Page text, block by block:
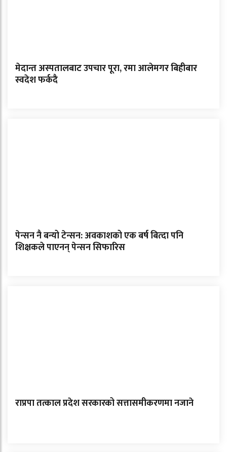
मेदान्त अस्पतालबाट उपचार पूरा, रमा आलेमगर बिहीबार
स्वदेश फर्कदै
पेन्सन नै बन्यो टेन्सन: अवकाशको एक बर्ष बित्दा पनि
शिक्षकले पाएनन् पेन्सन सिफारिस
राप्रपा तत्काल प्रदेश सरकारको सत्तासमीकरणमा नजाने